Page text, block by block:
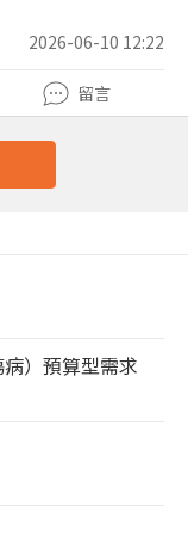
2026-06-10 12:22
留言
）預算型需求